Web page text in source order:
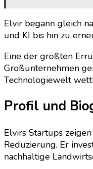
Elvir begann gleich
und KI bis hin zu
Eine der größten
Großunternehmen
Technologiewelt
Profil und
Elvirs Startups
Reduzierung. Er
nachhaltige